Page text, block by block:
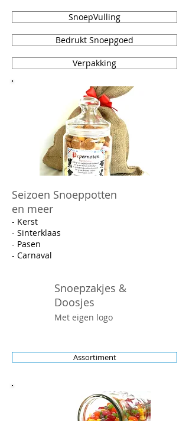
Seizoen Snoeppotten
en meer
- Kerst
- Sinterklaas
- Pasen
- Carnaval
Snoepzakjes &
Doosjes
Met eigen logo
Assortiment
SnoepVulling
Bedrukt Snoepgoed
Verpakking